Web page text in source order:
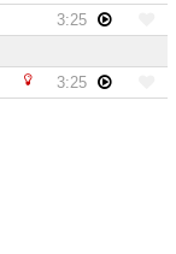
3:25
3:25